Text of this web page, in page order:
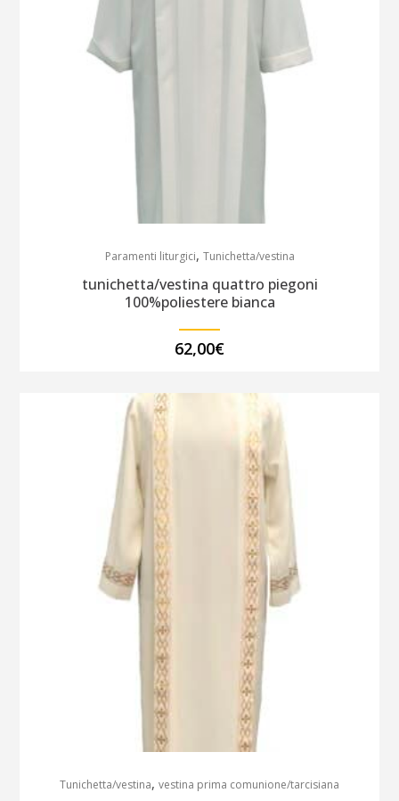
Paramenti liturgici, Tunichetta/vestina
tunichetta/vestina quattro piegoni
100%poliestere bianca
62,00€
Tunichetta/vestina, vestina prima comunione/tarcisiana